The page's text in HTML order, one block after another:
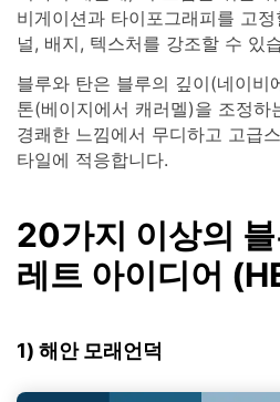
비게이션과 타이포그래피를 고
널, 배지, 텍스처를 강조할 수 있
블루와 탄은 블루의 깊이(네이비
톤(베이지에서 캐러멜)을 조정하
경쾌한 느낌에서 무디하고 고급
타일에 적응합니다.
20가지 이상의
레트 아이디어
1) 해안 모래언덕